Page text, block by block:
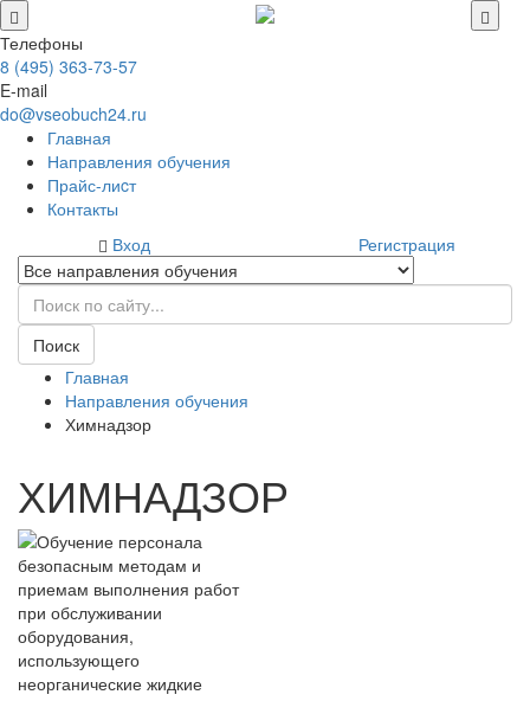
Телефоны
8 (495) 363-73-57
E-mail
do@vseobuch24.ru
Главная
Направления обучения
Прайс-лиcт
Контакты
Вход
Регистрация
Поиск
Главная
Направления обучения
Химнадзор
ХИМНАДЗОР